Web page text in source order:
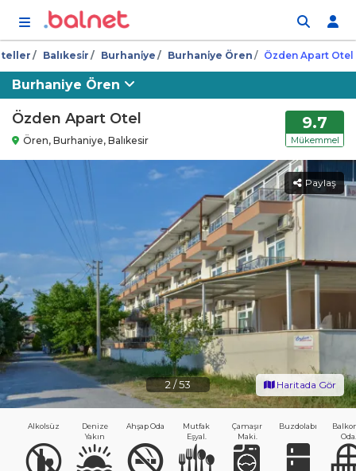
Balıkesi̇r Burhani̇ye Burhani̇ye Ören Özden Apart Otel
Burhaniye Ören
Özden Apart Otel
Ören, Burhaniye, Balıkesir
9.7
Mükemmel
2 /53
Paylaş
Haritada Gör
Alkolsüz
Denize
Yakın
Ahşap Oda
Mutfak
Eşyal.
Çamaşır
Maki.
Buzdolabı
Oda.